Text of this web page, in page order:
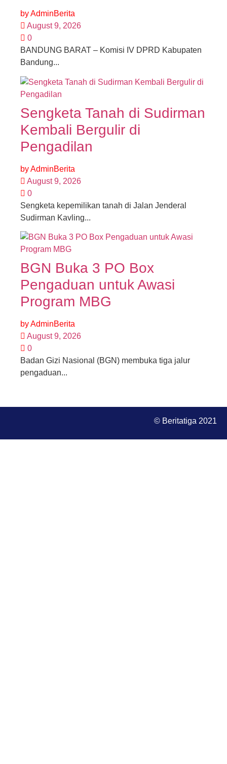
byAdminBerita
August 9, 2026
0
BANDUNG BARAT – Komisi IV DPRD Kabupaten
Bandung...
Sengketa Tanah di Sudirman
Kembali Bergulir di
Pengadilan
byAdminBerita
August 9, 2026
0
Sengketa kepemilikan tanah di Jalan Jenderal
Sudirman Kavling...
BGN Buka 3 PO Box
Pengaduan untuk Awasi
Program MBG
byAdminBerita
August 9, 2026
0
Badan Gizi Nasional (BGN) membuka tiga jalur
pengaduan...
© Beritatiga 2021